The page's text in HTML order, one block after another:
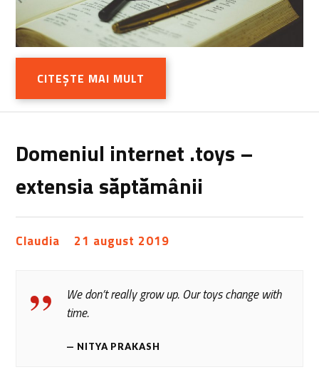
CITEȘTE MAI MULT
Domeniul internet .toys –
extensia săptămânii
Claudia 21 august 2019
We don’t really grow up. Our toys change with
time.
NITYA PRAKASH